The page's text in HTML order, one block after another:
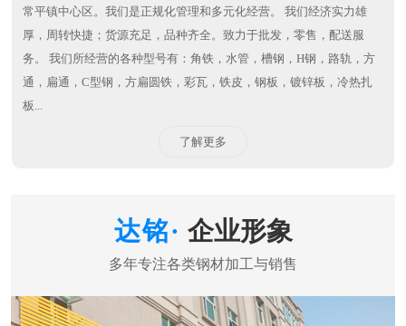
常平镇中心区。我们是正规化管理和多元化经营。 我们经济实力雄
厚，周转快捷；货源充足，品种齐全。致力于批发，零售，配送服
务。 我们所经营的各种型号有：角铁，水管，槽钢，H钢，路轨，方
通，扁通，C型钢，方扁圆铁，彩瓦，铁皮，钢板，镀锌板，冷热扎
板...
了解更多
企业形象